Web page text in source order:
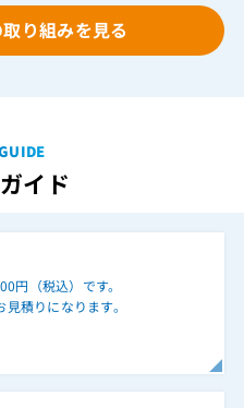
り組みを見る
イド
円（税込）です。
積りになります。